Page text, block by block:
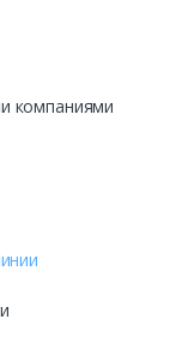
компаниями